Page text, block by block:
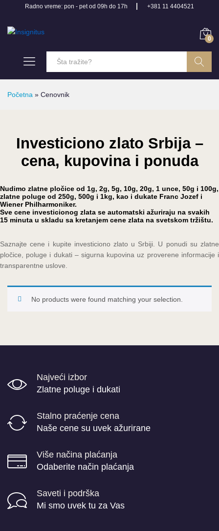
Radno vreme: pon - pet od 09h do 17h +381 11 4404521
0
Početna » Cenovnik
Investiciono zlato Srbija –
cena, kupovina i ponuda
Nudimo zlatne pločice od 1g, 2g, 5g, 10g, 20g, 1 unce, 50g i 100g,
zlatne poluge od 250g, 500g i 1kg, kao i dukate Franc Jozef i
Wiener Philharmoniker.
Sve cene investicionog zlata se automatski ažuriraju na svakih
15 minuta u skladu sa kretanjem cene zlata na svetskom tržištu.
Saznajte cene i kupite investiciono zlato u Srbiji. U ponudi su zlatne
pločice, poluge i dukati – sigurna kupovina uz proverene informacije i
transparentne uslove.
No products were found matching your selection.
Najveći izbor
Zlatne poluge i dukati
Stalno praćenje cena
Naše cene su uvek ažurirane
Više načina plaćanja
Odaberite način plaćanja
Saveti i podrška
Mi smo uvek tu za Vas